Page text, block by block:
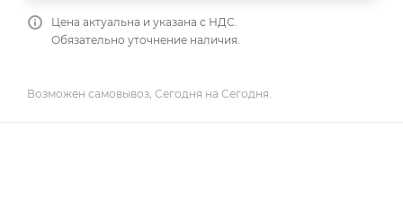
Цена актуальна и указана с НДС.
Обязательно уточнение наличия.
Возможен самовывоз, Сегодня на Сегодня.